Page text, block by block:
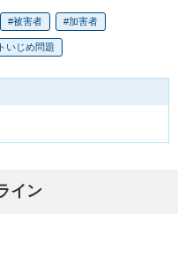
被害者 加害者
いじめ問題
イン